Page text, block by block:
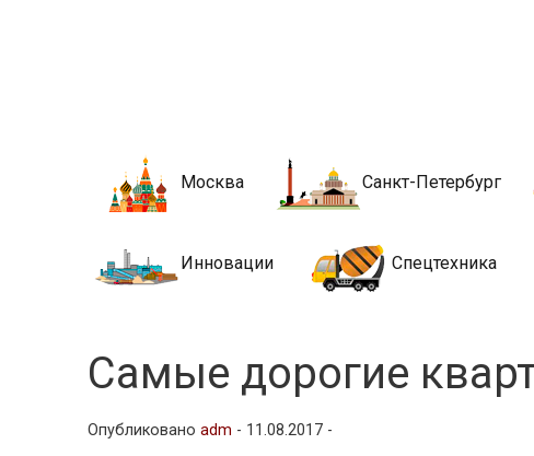
Новости
Москва Санкт-Петербург
Инновации Спецтехника
Самые дорогие
Опубликованоadm - 11.08.2017 -